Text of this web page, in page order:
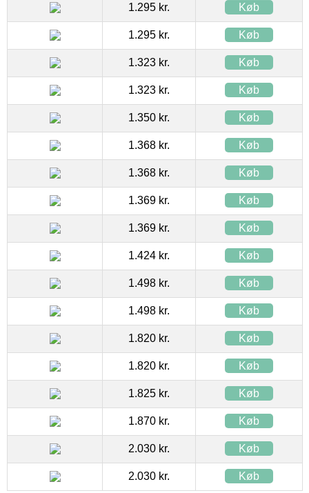
1.295 kr. Køb
1.295 kr. Køb
1.323 kr. Køb
1.323 kr. Køb
1.350 kr. Køb
1.368 kr. Køb
1.368 kr. Køb
1.369 kr. Køb
1.369 kr. Køb
1.424 kr. Køb
1.498 kr. Køb
1.498 kr. Køb
1.820 kr. Køb
1.820 kr. Køb
1.825 kr. Køb
1.870 kr. Køb
2.030 kr. Køb
2.030 kr. Køb